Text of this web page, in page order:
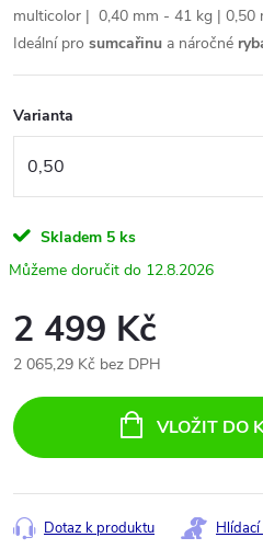
multicolor | 0,40 mm - 41 kg | 0,50
Ideální pro sumcařinu a náročné
Varianta
Skladem 5 ks
12.8.2026
2 499 Kč
2 065,29 Kč bez DPH
cena:
VLOŽIT DO
Dotaz k produktu Hlídací